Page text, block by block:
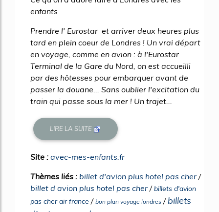
enfants
Prendre l' Eurostar et arriver deux heures plus
tard en plein coeur de Londres ! Un vrai départ
en voyage, comme en avion : à l'Eurostar
Terminal de la Gare du Nord, on est accueilli
par des hôtesses pour embarquer avant de
passer la douane... Sans oublier l'excitation du
train qui passe sous la mer ! Un trajet...
LIRE LA SUITE
Site : avec-mes-enfants.fr
Thèmes liés : billet d'avion plus hotel pas cher /
billet d avion plus hotel pas cher /billets d'avion
pas cher air france / bon plan voyage londres / billets